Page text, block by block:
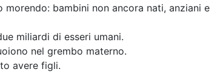
bambini non ancora nati, anziani e
miliardi di esseri umani.
nel grembo materno.
avere figli.